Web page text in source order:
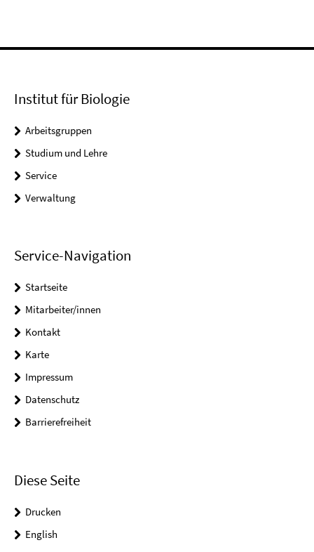
Institut für Biologie
Arbeitsgruppen
Studium und Lehre
Service
Verwaltung
Service-Navigation
Startseite
Mitarbeiter/innen
Kontakt
Karte
Impressum
Datenschutz
Barrierefreiheit
Diese Seite
Drucken
English